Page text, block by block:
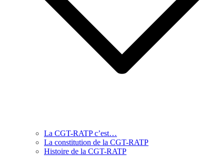
La CGT-RATP c’est…
La constitution de la CGT-RATP
Histoire de la CGT-RATP